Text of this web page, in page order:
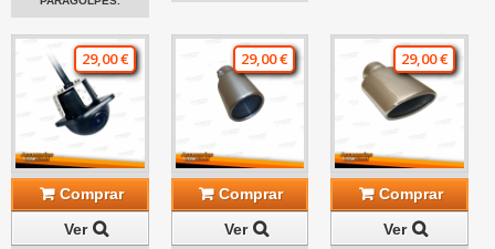
29,00 €
Comprar
Ver
29,00 €
Comprar
Ver
29,00 €
Comprar
Ver